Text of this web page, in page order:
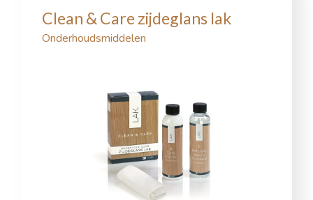
Clean & Care zijdeglans lak
Onderhoudsmiddelen